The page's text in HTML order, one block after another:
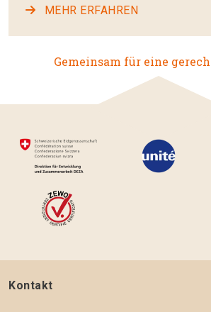
MEHR ERFAHREN
Gemeinsam für eine
Kontakt